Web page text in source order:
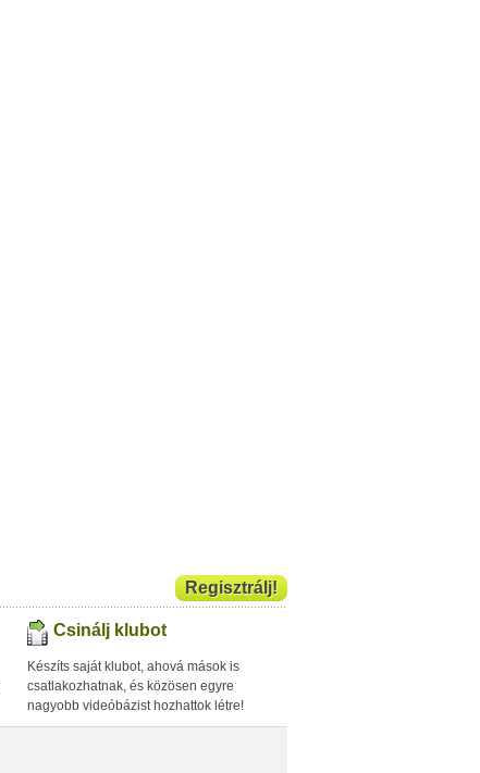
Regisztrálj!
Csinálj klubot
Készíts saját klubot, ahová mások is
csatlakozhatnak, és közösen egyre
nagyobb videóbázist hozhattok létre!